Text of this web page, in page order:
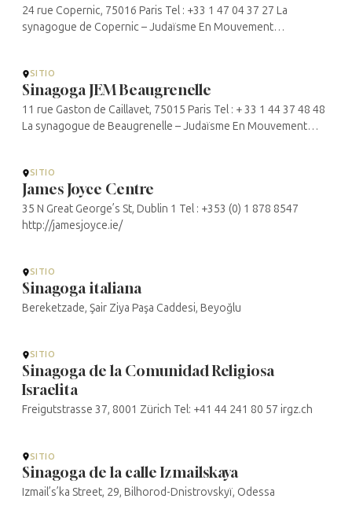
24 rue Copernic, 75016 Paris Tel : +33 1 47 04 37 27 La
synagogue de Copernic – Judaïsme En Mouvement
SITIO
Sinagoga JEM Beaugrenelle
11 rue Gaston de Caillavet, 75015 Paris Tel : + 33 1 44 37 48 48
La synagogue de Beaugrenelle – Judaïsme En Mouvement
SITIO
James Joyce Centre
35 N Great George’s St, Dublin 1 Tel : +353 (0) 1 878 8547
http://jamesjoyce.ie/
SITIO
Sinagoga italiana
Bereketzade, Şair Ziya Paşa Caddesi, Beyoğlu
SITIO
Sinagoga de la Comunidad Religiosa
Israelita
Freigutstrasse 37, 8001 Zürich Tel: +41 44 241 80 57 irgz.ch
SITIO
Sinagoga de la calle Izmailskaya
Izmail’s’ka Street, 29, Bilhorod-Dnistrovskyï, Odessa